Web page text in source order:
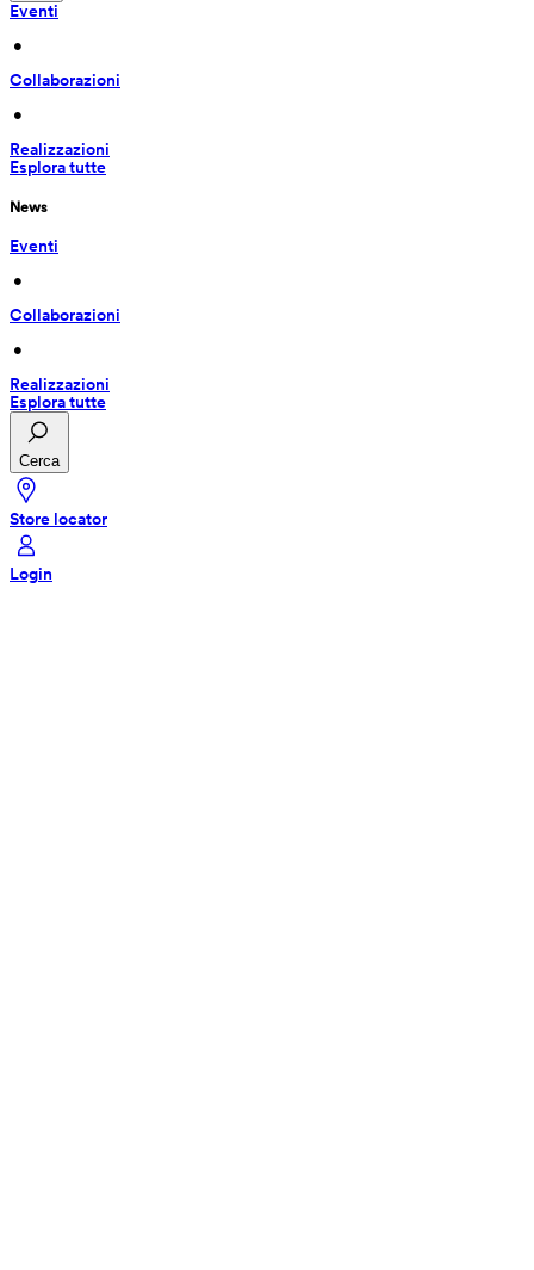
Eventi
•
Collaborazioni
•
Realizzazioni
Esplora tutte
News
Eventi
•
Collaborazioni
•
Realizzazioni
Esplora tutte
Cerca
Store locator
Login